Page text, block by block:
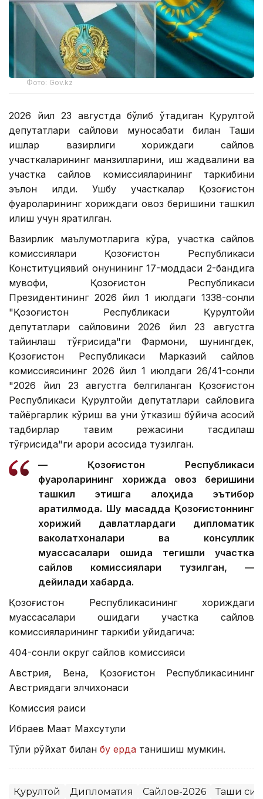
Фото: Gov.kz
2026 йил 23 августда бўлиб ўтадиган Қурултой
депутатлари сайлови муносабати билан Ташқи
ишлар вазирлиги хориждаги сайлов
участкаларининг манзилларини, иш жадвалини ва
участка сайлов комиссияларининг таркибини
эълон қилди. Ушбу участкалар Қозоғистон
фуқароларининг хориждаги овоз беришини ташкил
қилиш учун яратилган.
Вазирлик маълумотларига кўра, участка сайлов
комиссиялари Қозоғистон Республикаси
Конституциявий қонунининг 17-моддаси 2-бандига
мувофиқ, Қозоғистон Республикаси
Президентининг 2026 йил 1 июлдаги 1338-сонли
"Қозоғистон Республикаси Қурултойи
депутатлари сайловини 2026 йил 23 августга
тайинлаш тўғрисида"ги Фармони, шунингдек,
Қозоғистон Республикаси Марказий сайлов
комиссиясининг 2026 йил 1 июлдаги 26/41-сонли
"2026 йил 23 августга белгиланган Қозоғистон
Республикаси Қурултойи депутатлари сайловига
тайёргарлик кўриш ва уни ўтказиш бўйича асосий
тадбирлар тақвим режасини тасдиқлаш
тўғрисида"ги қарори асосида тузилган.
— Қозоғистон Республикаси
фуқароларининг хорижда овоз беришини
ташкил этишга алоҳида эътибор
қаратилмоқда. Шу мақсадда Қозоғистоннинг
хорижий давлатлардаги дипломатик
ваколатхоналари ва консуллик
муассасалари қошида тегишли участка
сайлов комиссиялари тузилган, —
дейилади хабарда.
Қозоғистон Республикасининг хориждаги
муассасалари қошидаги участка сайлов
комиссияларининг таркиби қуйидагича:
404-сонли округ сайлов комиссияси
Австрия, Вена, Қозоғистон Республикасининг
Австриядаги элчихонаси
Комиссия раиси
Ибраев Мақат Махсутули
Тўлиқ рўйхат билан бу ерда танишиш мумкин.
Қурултой Дипломатия Сайлов-2026 Ташқи